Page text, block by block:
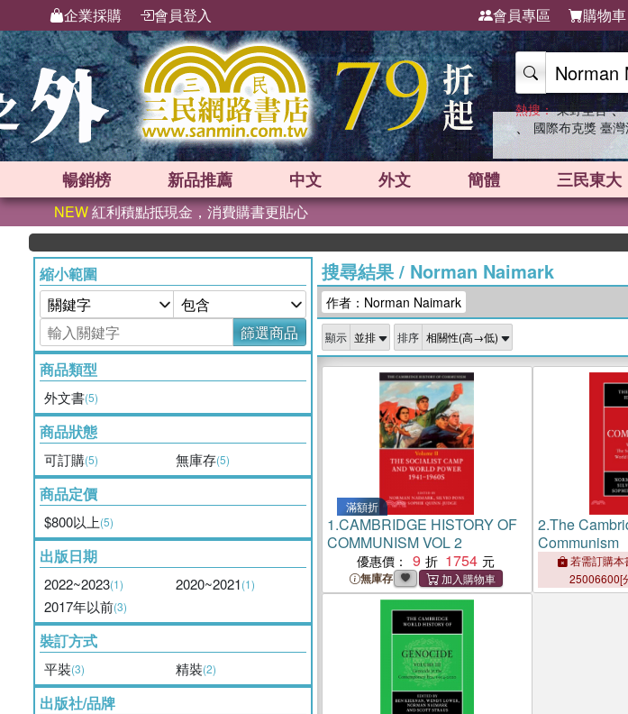
企業採購 會員登入 會員專區 購物車
熱搜： 東野圭吾 、
、 國際布克獎 臺
暢銷榜 新品推薦 中文 外文 簡體 三民東大
NEW紅利積點抵現金，消費購書更貼心
縮小範圍
篩選商品
商品類型
外文書(5)
商品狀態
可訂購(5) 無庫存(5)
商品定價
$800以上(5)
出版日期
2022~2023(1) 2020~2021(1)
2017年以前(3)
裝訂方式
平裝(3) 精裝(2)
出版社/品牌
搜尋結果/ Norman Naimark
作者：Norman Naimark
顯示 排序
滿額折
1.CAMBRIDGE HISTORY OF
COMMUNISM VOL 2
優惠價： 9 1754
無庫存
2.The
Communism
若需訂購本
25006600[